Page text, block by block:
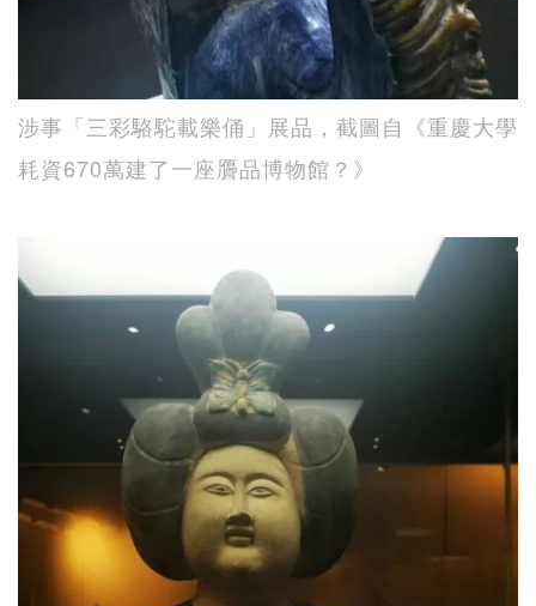
涉事「三彩駱駝載樂俑」展品，截圖自《重慶大學
耗資670萬建了一座贗品博物館？》